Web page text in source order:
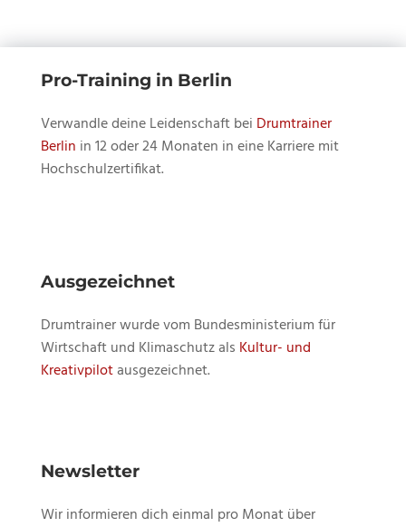
Pro-Training in Berlin
Verwandle deine Leidenschaft bei Drumtrainer
Berlin in 12 oder 24 Monaten in eine Karriere mit
Hochschulzertifikat.
Ausgezeichnet
Drumtrainer wurde vom Bundesministerium für
Wirtschaft und Klimaschutz als Kultur- und
Kreativpilotausgezeichnet.
Newsletter
Wir informieren dich einmal pro Monat über